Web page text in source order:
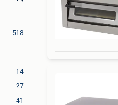
518
14
27
41